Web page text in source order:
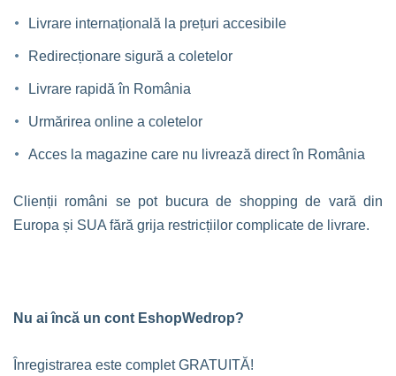
Livrare internațională la prețuri accesibile
Redirecționare sigură a coletelor
Livrare rapidă în România
Urmărirea online a coletelor
Acces la magazine care nu livrează direct în România
Clienții români se pot bucura de shopping de vară din
Europa și SUA fără grija restricțiilor complicate de livrare.
Nu ai încă un cont EshopWedrop?
Înregistrarea este complet GRATUITĂ!